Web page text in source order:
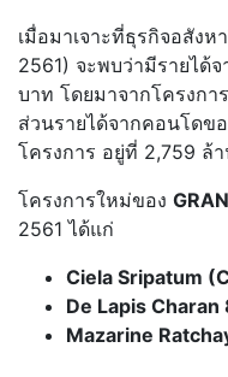
เมื่อมาเจาะที่ธุรกิจอสัง
2561) จะพบว่ามีรายได้
บาท โดยมาจากโครงกา
ส่วนรายได้จากคอนโดข
โครงการ อยู่ที่ 2,759 ล้
โครงการใหม่ของ
2561 ได้แก่
Ciela Sripatum
De Lapis Charan
Mazarine